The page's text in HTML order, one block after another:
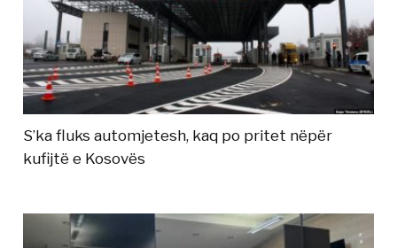
S’ka fluks automjetesh, kaq po pritet nëpër
kufijtë e Kosovës